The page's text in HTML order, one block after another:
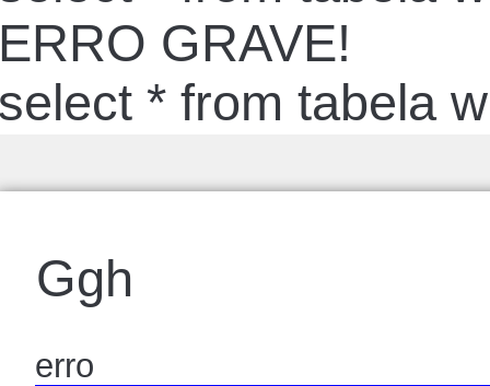
GRAVE!
* from tabela
Ggh
erro